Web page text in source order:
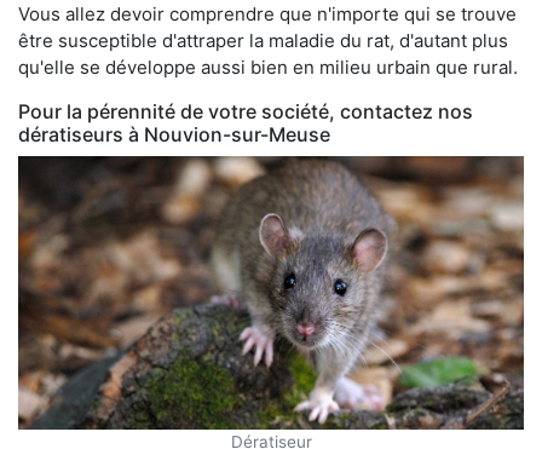
Vous allez devoir comprendre que n'importe qui se trouve
être susceptible d'attraper la maladie du rat, d'autant plus
qu'elle se développe aussi bien en milieu urbain que rural.
Pour la pérennité de votre société, contactez nos
dératiseurs à Nouvion-sur-Meuse
Dératiseur